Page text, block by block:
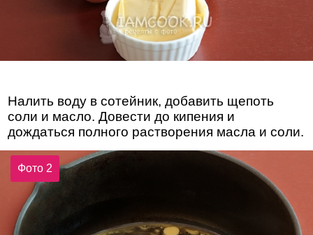
Налить воду в сотейник, добавить щепоть
соли и масло. Довести до кипения и
дождаться полного растворения масла и соли.
Фото 2